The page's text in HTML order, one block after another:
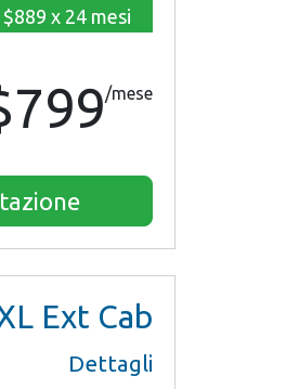
$889 x 24 mesi
/mese
Ext Cab
Dettagli